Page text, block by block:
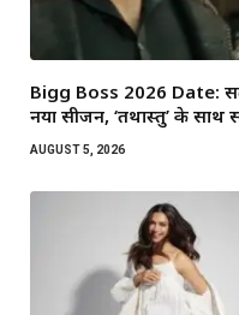
Bigg Boss 2026 Date:
नया सीजन, ‘तथास्तु’ के
AUGUST 5, 2026